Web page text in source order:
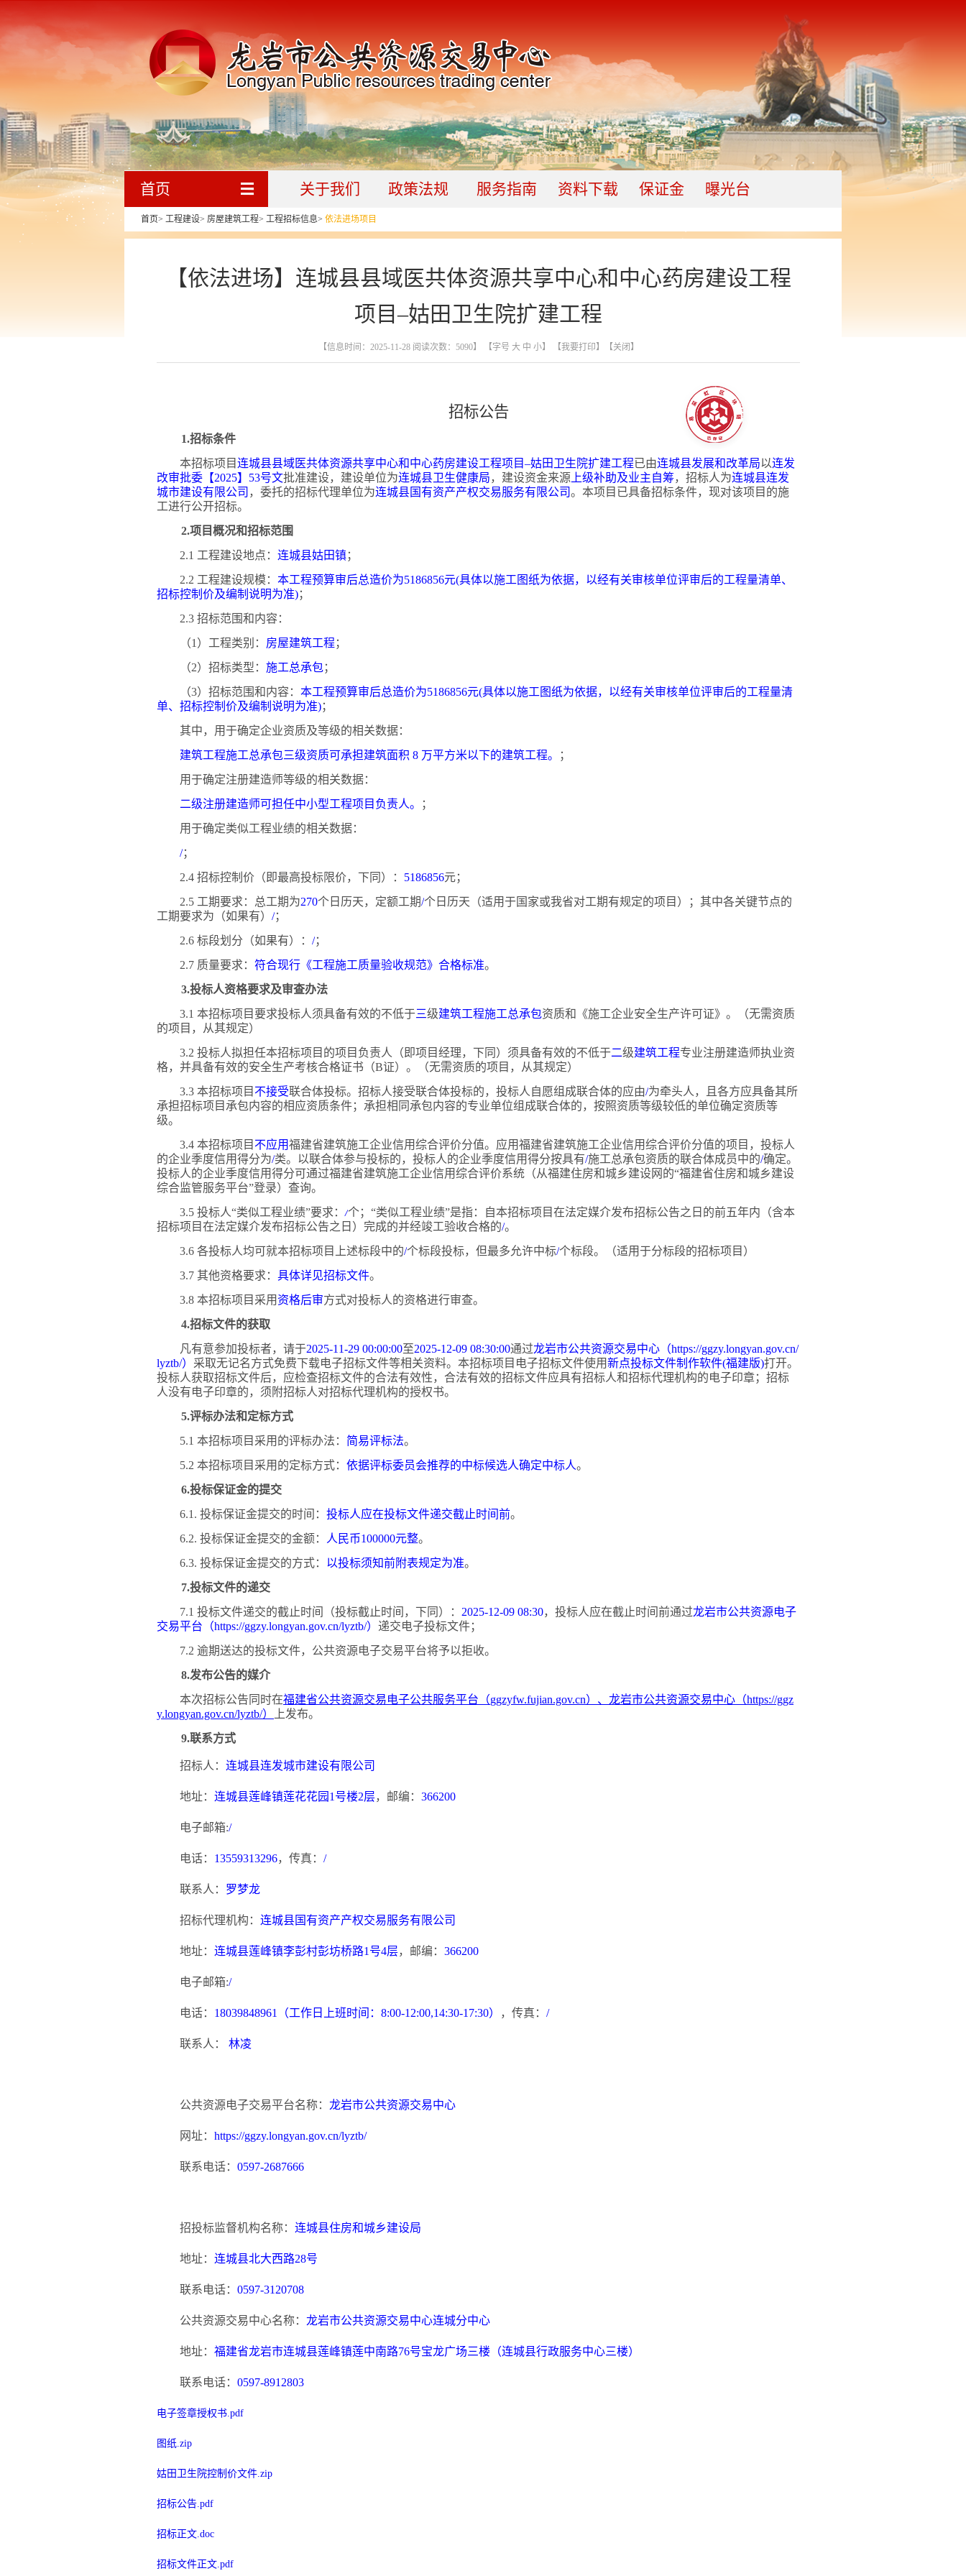
首页 关于我们 政策法规 服务指南 资料下载 保证金 曝光台
首页> 工程建设> 房屋建筑工程> 工程招标信息> 依法进场项目
【依法进场】连城县县域医共体资源共享中心和中心药房建设工程
项目–姑田卫生院扩建工程
【信息时间：2025-11-28 阅读次数： 5090】 【字号 大 中 小】 【我要打印】 【关闭】
招标公告
1.招标条件
本招标项目连城县县域医共体资源共享中心和中心药房建设工程项目–姑田卫生院扩建工程已由连城县发展和改革局以连发
改审批委【2025】53号文批准建设，建设单位为连城县卫生健康局，建设资金来源 上级补助及业主自筹，招标人为连城县连发
城市建设有限公司 ，委托的招标代理单位为连城县国有资产产权交易服务有限公司。本项目已具备招标条件，现对该项目的施
工进行公开招标。
2.项目概况和招标范围
2.1 工程建设地点： 连城县姑田镇；
2.2 工程建设规模： 本工程预算审后总造价为5186856元(具体以施工图纸为依据，以经有关审核单位评审后的工程量清单、
招标控制价及编制说明为准)；
2.3 招标范围和内容：
（1）工程类别： 房屋建筑工程 ；
（2）招标类型： 施工总承包；
（3）招标范围和内容： 本工程预算审后总造价为5186856元(具体以施工图纸为依据，以经有关审核单位评审后的工程量清
单、招标控制价及编制说明为准)；
其中，用于确定企业资质及等级的相关数据：
建筑工程施工总承包三级资质可承担建筑面积 8 万平方米以下的建筑工程。
；
用于确定注册建造师等级的相关数据：
二级注册建造师可担任中小型工程项目负责人。
；
用于确定类似工程业绩的相关数据：
/；
2.4 招标控制价（即最高投标限价，下同）： 5186856元；
2.5 工期要求：总工期为270个日历天，定额工期/个日历天（适用于国家或我省对工期有规定的项目）；其中各关键节点的
工期要求为（如果有） /；
2.6 标段划分（如果有）： /；
2.7 质量要求： 符合现行《工程施工质量验收规范》合格标准。
3.投标人资格要求及审查办法
3.1 本招标项目要求投标人须具备有效的不低于三级建筑工程施工总承包资质和《施工企业安全生产许可证》。（无需资质
的项目，从其规定）
3.2 投标人拟担任本招标项目的项目负责人（即项目经理，下同）须具备有效的不低于二级建筑工程专业注册建造师执业资
格，并具备有效的安全生产考核合格证书（B证）。（无需资质的项目，从其规定）
3.3 本招标项目 不接受联合体投标。招标人接受联合体投标的，投标人自愿组成联合体的应由/为牵头人，且各方应具备其所
承担招标项目承包内容的相应资质条件；承担相同承包内容的专业单位组成联合体的，按照资质等级较低的单位确定资质等
级。
3.4 本招标项目 不应用福建省建筑施工企业信用综合评价分值。应用福建省建筑施工企业信用综合评价分值的项目，投标人
的企业季度信用得分为/类。以联合体参与投标的，投标人的企业季度信用得分按具有/施工总承包资质的联合体成员中的/确定。
投标人的企业季度信用得分可通过福建省建筑施工企业信用综合评价系统（从福建住房和城乡建设网的“福建省住房和城乡建设
综合监管服务平台”登录）查询。
3.5 投标人“类似工程业绩”要求： /个； “类似工程业绩”是指：自本招标项目在法定媒介发布招标公告之日的前五年内（含本
招标项目在法定媒介发布招标公告之日）完成的并经竣工验收合格的/。
3.6 各投标人均可就本招标项目上述标段中的/个标段投标，但最多允许中标/个标段。（适用于分标段的招标项目）
3.7 其他资格要求： 具体详见招标文件。
3.8 本招标项目采用 资格后审方式对投标人的资格进行审查。
4.招标文件的获取
凡有意参加投标者，请于2025-11-29 00:00:00至2025-12-09 08:30:00通过龙岩市公共资源交易中心（https://ggzy.longyan.gov.cn/
lyztb/） 采取无记名方式免费下载电子招标文件等相关资料。本招标项目电子招标文件使用新点投标文件制作软件(福建版)打开。
投标人获取招标文件后，应检查招标文件的合法有效性，合法有效的招标文件应具有招标人和招标代理机构的电子印章；招标
人没有电子印章的， 须附招标人对招标代理机构的授权书。
5.评标办法和定标方式
5.1 本招标项目采用的评标办法： 简易评标法。
5.2 本招标项目采用的定标方式： 依据评标委员会推荐的中标候选人确定中标人。
6.投标保证金的提交
6.1. 投标保证金提交的时间： 投标人应在投标文件递交截止时间前。
6.2. 投标保证金提交的金额：
人民币100000元整。
6.3. 投标保证金提交的方式： 以投标须知前附表规定为准。
7.投标文件的递交
7.1 投标文件递交的截止时间（投标截止时间，下同）： 2025-12-09 08:30，投标人应在截止时间前通过龙岩市公共资源电子
交易平台（https://ggzy.longyan.gov.cn/lyztb/） 递交电子投标文件；
7.2 逾期送达的投标文件，公共资源电子交易平台将予以拒收。
8.发布公告的媒介
本次招标公告同时在福建省公共资源交易电子公共服务平台（ggzyfw.fujian.gov.cn）、龙岩市公共资源交易中心（https://ggz
y.longyan.gov.cn/lyztb/）
上发布。
9.联系方式
招标人： 连城县连发城市建设有限公司
地址： 连城县莲峰镇莲花花园 1号楼2层，邮编： 366200
电子邮箱:/
电话： 13559313296，传真： /
联系人： 罗梦龙
招标代理机构： 连城县国有资产产权交易服务有限公司
地址： 连城县莲峰镇李彭村彭坊桥路1号4层，邮编： 366200
电子邮箱:/
电话： 18039848961（工作日上班时间：8:00-12:00,14:30-17:30） ，传真： /
联系人： 林凌
公共资源电子交易平台名称： 龙岩市公共资源交易中心
网址： https://ggzy.longyan.gov.cn/lyztb/
联系电话： 0597-2687666
招投标监督机构名称： 连城县住房和城乡建设局
地址： 连城县北大西路28号
联系电话： 0597-3120708
公共资源交易中心名称： 龙岩市公共资源交易中心连城分中心
地址： 福建省龙岩市连城县莲峰镇莲中南路76号宝龙广场三楼（连城县行政服务中心三楼）
联系电话： 0597-8912803
电子签章授权书.pdf
图纸.zip
姑田卫生院控制价文件.zip
招标公告.pdf
招标正文.doc
招标文件正文.pdf